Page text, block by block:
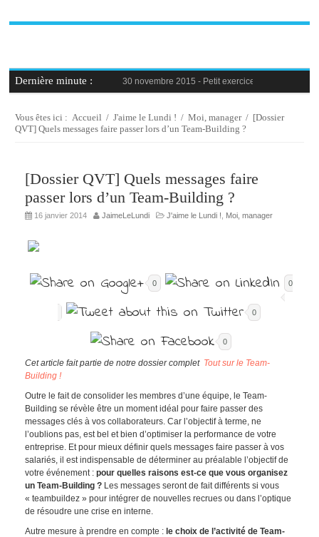
Dernière minute : 30 novembre 2015 - Petit exercice de la semaine
30 novembre 2015 -Blague au bureau #9
23 novembre 2015 -Le syndrome de l’imposteur,
Vous êtes ici :Accueil /J'aime le Lundi ! /Moi, manager/ [Dossier
QVT] Quels messages faire passer lors d’un Team-Building ?
[Dossier QVT] Quels messages faire
passer lors d’un Team-Building ?
16 janvier 2014 JaimeLeLundi J'aime le Lundi ! Moi, manager
0 0
0
0
Cet article fait partie de notre dossier complet Tout sur le Team-
Building !
Outre le fait de consolider les membres d’une équipe, le Team-
Building se révèle être un moment idéal pour faire passer des
messages clés à vos collaborateurs. Car l’objectif à terme, ne
l’oublions pas, est bel et bien d’optimiser la performance de votre
entreprise. Et pour mieux définir quels messages faire passer à vos
salariés, il est indispensable de déterminer au préalable l’objectif de
votre événement : pour quelles raisons est-ce que vous organisez
un Team-Building ?Les messages seront de fait différents si vous
« teambuildez » pour intégrer de nouvelles recrues ou dans l’optique
de résoudre une crise en interne.
Autre mesure à prendre en compte : le choix de l’activité de Team-